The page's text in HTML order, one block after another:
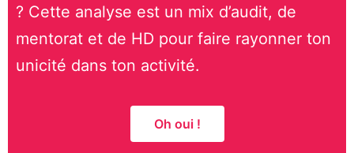
? Cette analyse est un mix d’audit, de
mentorat et de HD pour faire rayonner ton
unicité dans ton activité.
Oh oui !